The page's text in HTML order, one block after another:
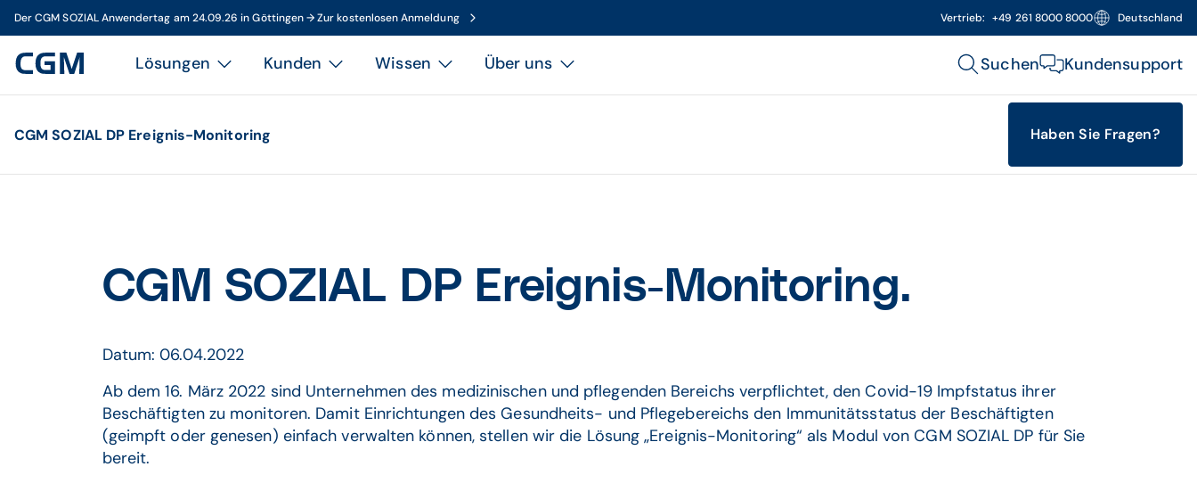
Der CGM SOZIAL Anwendertag am 24.09.26 in Göttingen → Zur kostenlosen Anmeldung Vertrieb: +49 261 8000 8000 Deutschland
Lösungen Kunden Wissen Über uns Suchen Kundensupport
CGM SOZIAL DP Ereignis-Monitoring Haben Sie Fragen?
CGM SOZIAL DP Ereignis-Monitoring.
Datum: 06.04.2022
Ab dem 16. März 2022 sind Unternehmen des medizinischen und pflegenden Bereichs verpflichtet, den Covid-19 Impfstatus ihrer
Beschäftigten zu monitoren. Damit Einrichtungen des Gesundheits- und Pflegebereichs den Immunitätsstatus der Beschäftigten
(geimpft oder genesen) einfach verwalten können, stellen wir die Lösung „Ereignis-Monitoring“ als Modul von CGM SOZIAL DP für Sie
bereit.